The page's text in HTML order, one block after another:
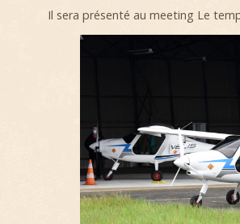
Il sera présenté au meeting Le